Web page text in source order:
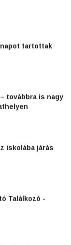
tartottak
továbbra is nagy
iskolába járás
Találkozó -